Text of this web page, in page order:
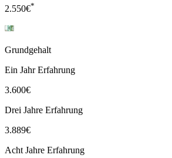
2.550€*
Grundgehalt
Ein Jahr Erfahrung
3.600€
Drei Jahre Erfahrung
3.889€
Acht Jahre Erfahrung